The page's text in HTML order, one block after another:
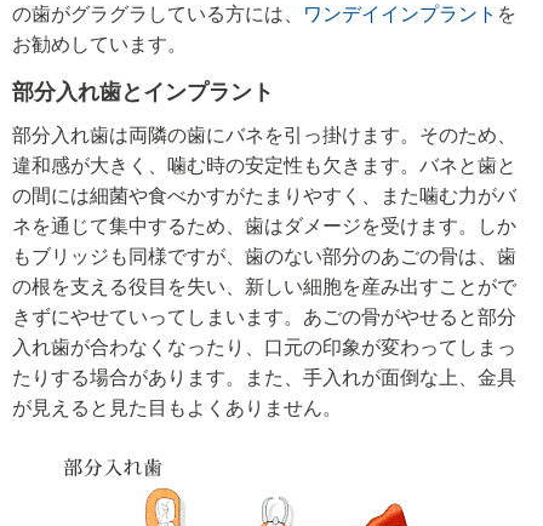
の歯がグラグラしている方には、
ワンデイインプラント を
お勧めしています。
部分入れ歯とインプラント
部分入れ歯は両隣の歯にバネを引っ掛けます。そのため、
違和感が大きく、噛む時の安定性も欠きます。バネと歯と
の間には細菌や食べかすがたまりやすく、また噛む力がバ
ネを通じて集中するため、歯はダメージを受けます。しか
もブリッジも同様ですが、歯のない部分のあごの骨は、歯
の根を支える役目を失い、新しい細胞を産み出すことがで
きずにやせていってしまいます。あごの骨がやせると部分
入れ歯が合わなくなったり、口元の印象が変わってしまっ
たりする場合があります。また、手入れが面倒な上、金具
が見えると見た目もよくありません。